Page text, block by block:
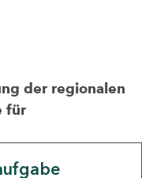
der regionalen
für